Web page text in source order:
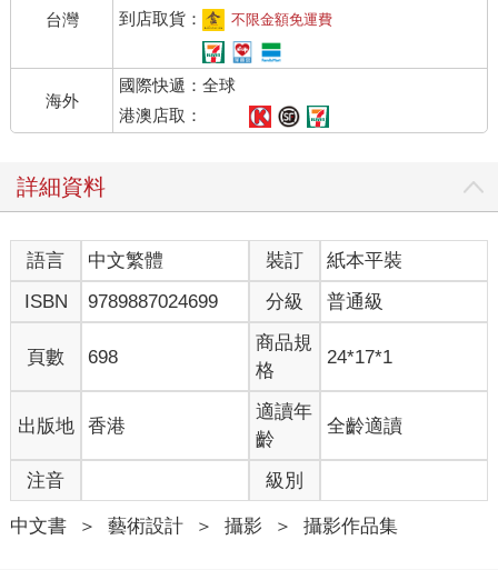
台灣
到店取貨：
不限金額免運費
海外
國際快遞：全球
港澳店取：
詳細資料
語言 中文繁體 裝訂
紙本平裝
ISBN
9789887024699 分級 普通級
頁數 698
商品規
格
24*17*1
出版地 香港
適讀年
齡
全齡適讀
注音 級別
中文書 ＞ 藝術設計 ＞ 攝影 ＞ 攝影作品集